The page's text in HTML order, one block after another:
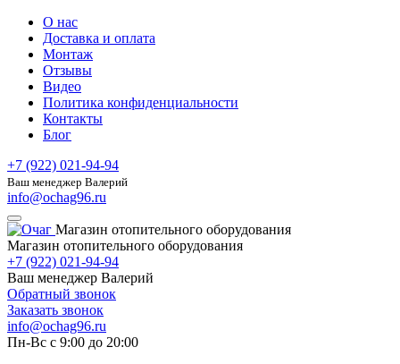
О нас
Доставка и оплата
Монтаж
Отзывы
Видео
Политика конфиденциальности
Контакты
Блог
+7 (922) 021-94-94
Ваш менеджер Валерий
info@ochag96.ru
Магазин отопительного оборудования
Магазин отопительного оборудования
+7 (922) 021-94-94
Ваш менеджер Валерий
Обратный звонок
Заказать звонок
info@ochag96.ru
Пн-Вс с 9:00 до 20:00